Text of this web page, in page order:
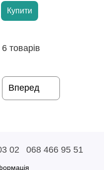
Купити
товарів
Вперед
02 068 466 95 51